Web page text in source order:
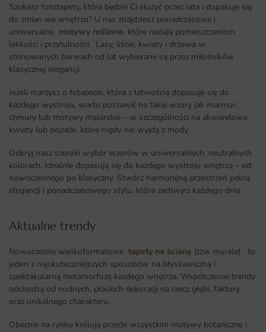
Szukasz fototapety, która będzie Ci służyć przez lata i dopasuje się
do zmian we wnętrzu? U nas znajdziesz ponadczasowe i
uniwersalne motywy roślinne, które nadają pomieszczeniom
lekkości i przytulności. Lasy, liście, kwiaty i drzewa w
stonowanych barwach od lat wybierane są przez miłośników
klasycznej elegancji.
Jeżeli marzysz o fotapecie, która z łatwością dopasuje się do
każdego wystroju, warto postawić na takie wzory jak marmur,
chmury lub motywy malarskie – w szczególności na akwarelowe
kwiaty lub pejzaże, które nigdy nie wyjdą z mody.
Odkryj nasz szeroki wybór wzorów w uniwersalnych, neutralnych
kolorach. Idealnie dopasują się do każdego wystroju wnętrza – od
nowoczesnego po klasyczny. Stwórz harmonijną przestrzeń pełną
elegancji i ponadczasowego stylu, która zachwyci każdego dnia
Aktualne trendy​
Nowoczesne wielkoformatowe tapety na ścianę (tzw murale) to
jeden z najskuteczniejszych sposobów na błyskawiczną i
spektakularną metamorfozę każdego wnętrza. Współczesne trendy
odchodzą od nudnych, płaskich dekoracji na rzecz głębi, faktury
oraz unikalnego charakteru.
Obecnie na rynku królują przede wszystkim motywy botaniczne i